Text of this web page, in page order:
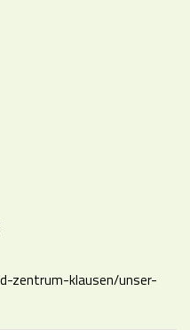
zentrum-klausen/unser-